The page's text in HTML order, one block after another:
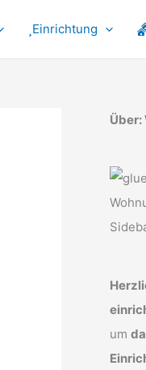
Einrichtung
Über:
um